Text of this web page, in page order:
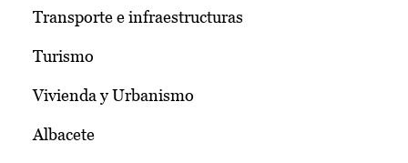
Transporte e infraestructuras
Turismo
Vivienda y Urbanismo
Albacete